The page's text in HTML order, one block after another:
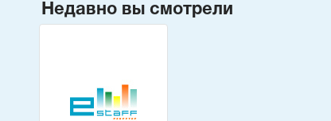
Недавно вы смотрели